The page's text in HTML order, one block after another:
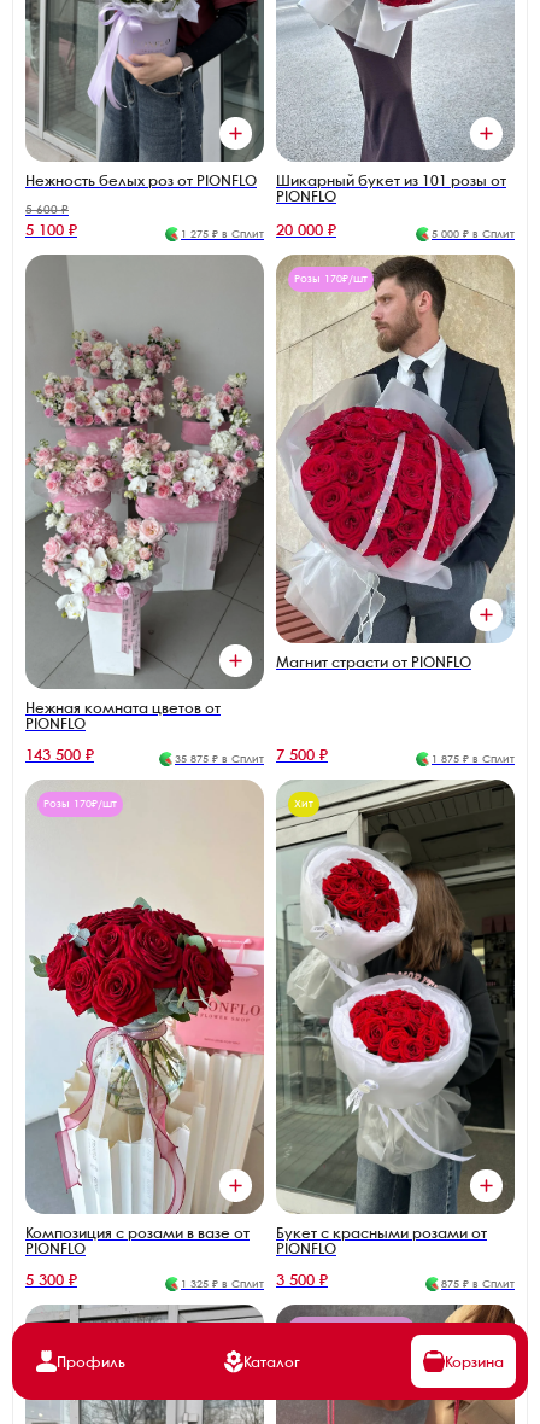
Нежность белых роз от PIONFLO
5 600 ₽
5 100 ₽ 1 275 ₽ в Сплит
Шикарный букет из 101 розы от
PIONFLO
20 000 ₽ 5 000 ₽ в Сплит
Нежная комната цветов от
PIONFLO
143 500 ₽ 35 875 ₽ в Сплит
Розы 170₽/шт
Магнит страсти от PIONFLO
7 500 ₽ 1 875 ₽ в Сплит
Розы 170₽/шт
Композиция с розами в вазе от
PIONFLO
5 300 ₽ 1 325 ₽ в Сплит
Хит
Букет с красными розами от
PIONFLO
3 500 ₽ 875 ₽ в Сплит
Профиль Каталог Корзина